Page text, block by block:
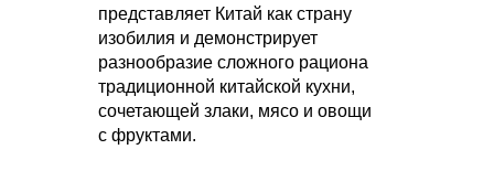
представляет Китай как страну
изобилия и демонстрирует
разнообразие сложного рациона
традиционной китайской кухни,
сочетающей злаки, мясо и овощи
с фруктами.